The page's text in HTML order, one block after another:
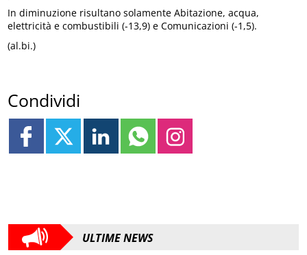
In diminuzione risultano solamente Abitazione, acqua,
elettricità e combustibili (-13,9) e Comunicazioni (-1,5).
(al.bi.)
Condividi
ULTIME NEWS